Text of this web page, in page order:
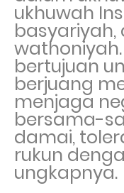
ukhuwah
basyariyah,
wathoniyah.
bertujuan
berjuang
menjaga
bersama-
damai,
rukun
ungkapnya.